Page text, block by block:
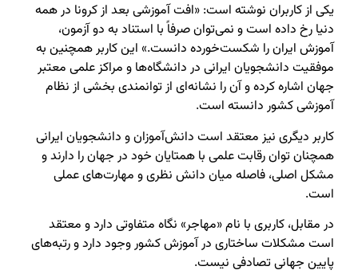
یکی از کاربران نوشته است: «افت آموزشی بعد از کرونا در همه
دنیا رخ داده است و نمی‌توان صرفاً با استناد به دو آزمون،
آموزش ایران را شکست‌خورده دانست.» این کاربر همچنین به
موفقیت دانشجویان ایرانی در دانشگاه‌ها و مراکز علمی معتبر
جهان اشاره کرده و آن را نشانه‌ای از توانمندی بخشی از نظام
آموزشی کشور دانسته است.
کاربر دیگری نیز معتقد است دانش‌آموزان و دانشجویان ایرانی
همچنان توان رقابت علمی با همتایان خود در جهان را دارند و
مشکل اصلی، فاصله میان دانش نظری و مهارت‌های عملی
است.
در مقابل، کاربری با نام «مهاجر» نگاه متفاوتی دارد و معتقد
است مشکلات ساختاری در آموزش کشور وجود دارد و رتبه‌های
پایین جهانی تصادفی نیست.